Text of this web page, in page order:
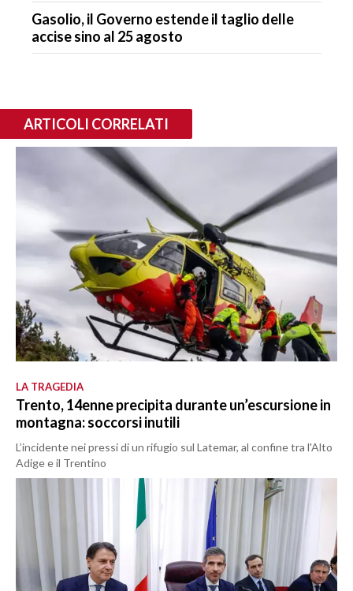
Gasolio, il Governo estende il taglio delle
accise sino al 25 agosto
ARTICOLI CORRELATI
LA TRAGEDIA
Trento, 14enne precipita durante un’escursione in
montagna: soccorsi inutili
L’incidente nei pressi di un rifugio sul Latemar, al confine tra l'Alto
Adige e il Trentino